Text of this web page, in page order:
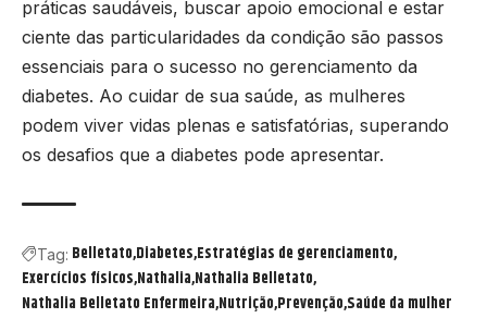
práticas saudáveis, buscar apoio emocional e estar
ciente das particularidades da condição são passos
essenciais para o sucesso no gerenciamento da
diabetes. Ao cuidar de sua saúde, as mulheres
podem viver vidas plenas e satisfatórias, superando
os desafios que a diabetes pode apresentar.
Tag: Belletato Diabetes Estratégias de gerenciamento
Exercícios físicos Nathalia Nathalia Belletato
Nathalia Belletato Enfermeira Nutrição Prevenção Saúde da mulher